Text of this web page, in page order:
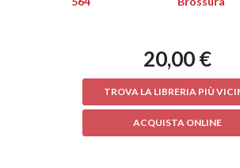
20,00 €
TROVA LA LIBRERIA PIÙ
ACQUISTA ONLINE